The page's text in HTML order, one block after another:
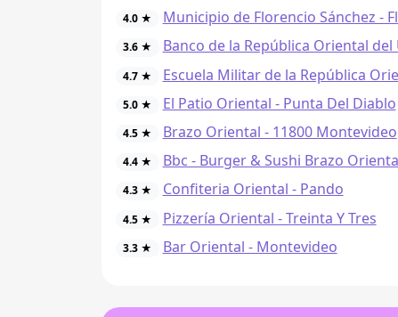
4.0 ★ Municipio de Florencio Sánchez -
3.6 ★ Banco de la República Oriental
4.7 ★ Escuela Militar de la República
5.0 ★ El Patio Oriental - Punta Del Diablo
4.5 ★ Brazo Oriental - 11800 Montevideo
4.4 ★ Bbc - Burger & Sushi Brazo
4.3 ★ Confiteria Oriental - Pando
4.5 ★ Pizzería Oriental - Treinta Y Tres
3.3 ★ Bar Oriental - Montevideo